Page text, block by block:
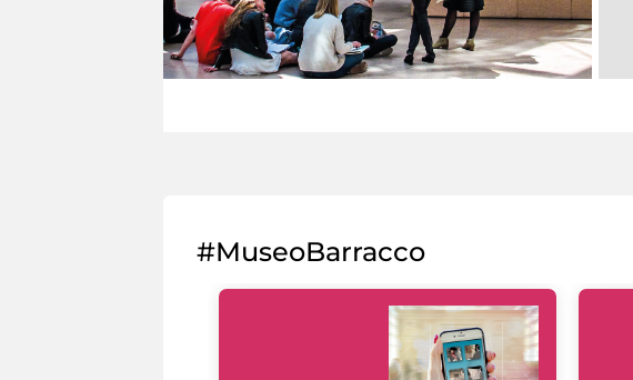
#MuseoBarracco